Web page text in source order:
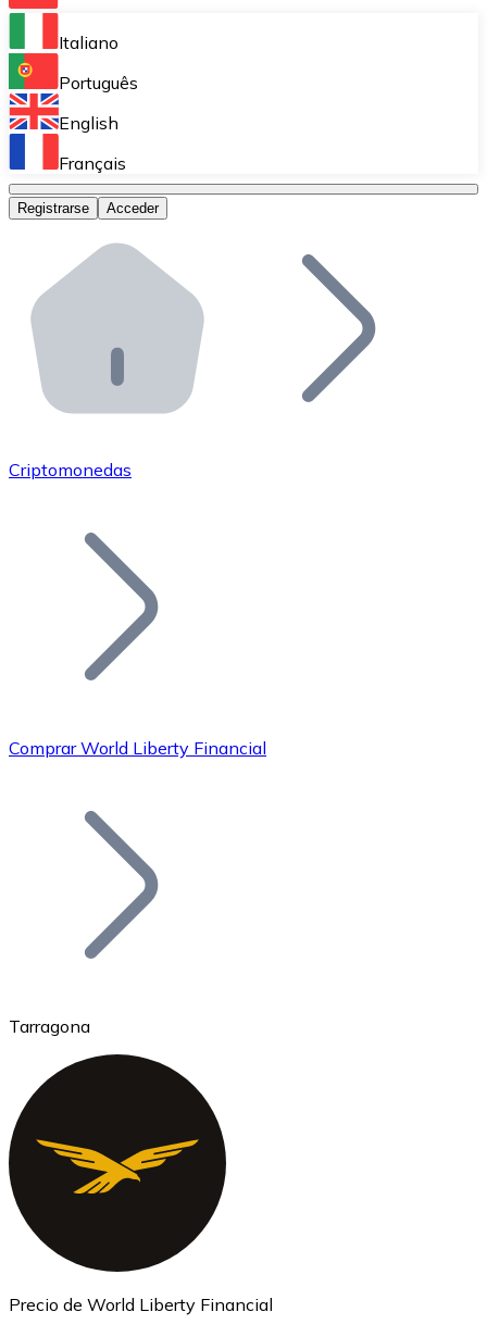
Bitnovo Ramp
Integra nuestra solución en tu plataforma.
Bitnovo Giftcards
Bitnovo OTC
Bitnovo ATM
Integra un ATM Bitnovo en tu negocio y permite que
Bitnovo API
Integra nuestra API en tu ecosistema.
Únete a nuestra red de distribuidores.
Añade tu proyecto a nuestro ecosistema.
Bitcoin
Ethereum
ETH
Italiano
Português
English
Français
Registrarse Acceder
Criptomonedas
Comprar World Liberty Financial
Tarragona
Precio de World Liberty Financial